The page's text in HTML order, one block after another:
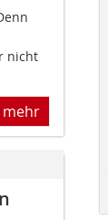
nicht
mehr